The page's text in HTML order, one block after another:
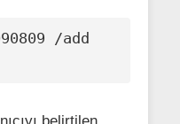
/add